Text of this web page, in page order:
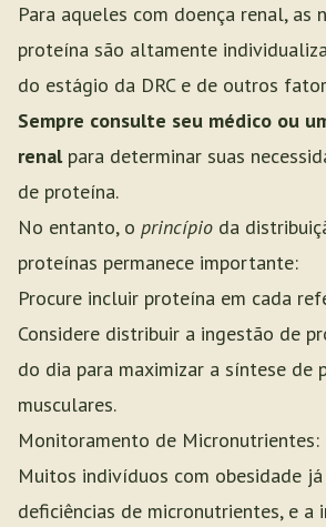
Para aqueles com doença renal, as
proteína são altamente
do estágio da DRC e de outros
Sempre consulte seu médico ou
renalpara determinar suas
de proteína.
No entanto, o princípio da
proteínas permanece importante:
Procure incluir proteína em cada
Considere distribuir a ingestão de
do dia para maximizar a síntese de
musculares.
Monitoramento de
Muitos indivíduos com obesidade
deficiências de micronutrientes, e a